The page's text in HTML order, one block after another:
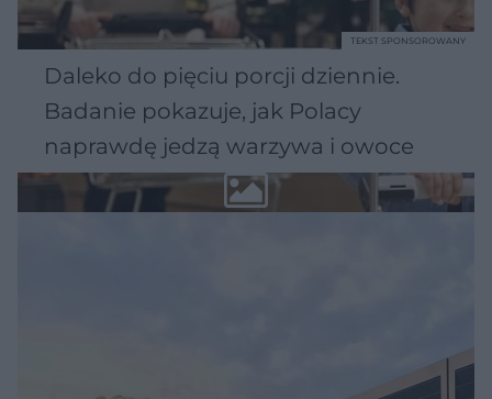
Daleko do pięciu porcji dziennie.
Badanie pokazuje, jak Polacy
naprawdę jedzą warzywa i owoce
TEKST SPONSOROWANY